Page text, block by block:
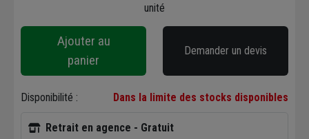
unité
Ajouter au
panier
Demander un devis
Disponibilité : Dans la limite des stocks disponibles
Retrait en agence - Gratuit